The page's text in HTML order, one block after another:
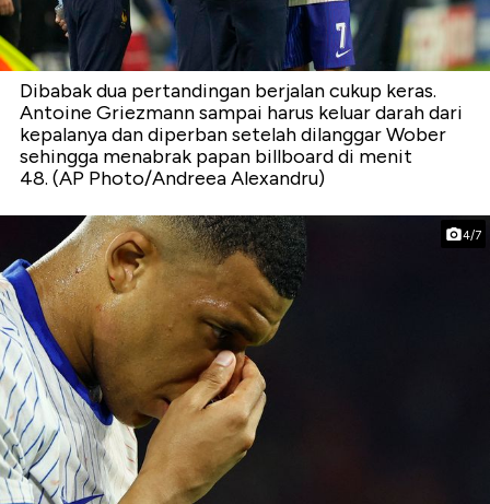
Dibabak dua pertandingan berjalan cukup keras.
Antoine Griezmann sampai harus keluar darah dari
kepalanya dan diperban setelah dilanggar Wober
sehingga menabrak papan billboard di menit
48. (AP Photo/Andreea Alexandru)
4/7